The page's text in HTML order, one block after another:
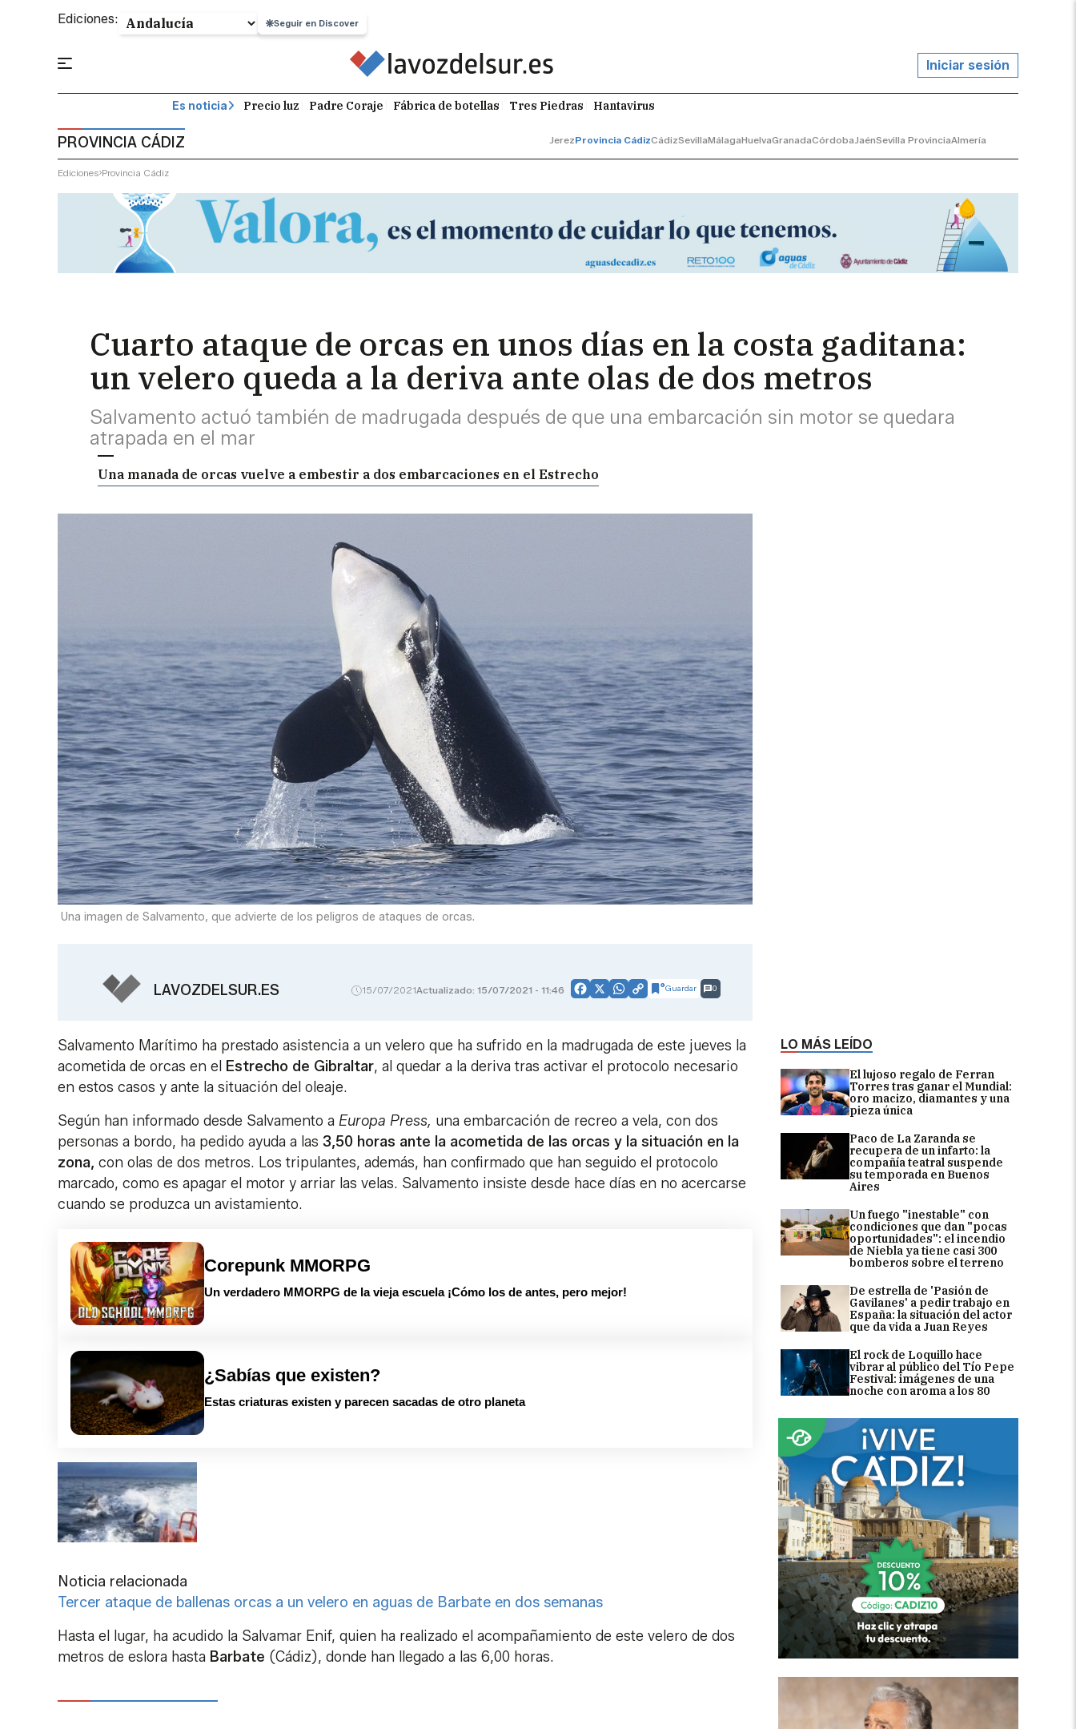
Ediciones: Seguir en Discover
Iniciar sesión
Es noticia Precio luz Padre Coraje Fábrica de botellas Tres Piedras Hantavirus
PROVINCIA CÁDIZ JerezProvincia CádizCádizSevillaMálagaHuelvaGranadaCórdobaJaénSevilla ProvinciaAlmería
Ediciones Provincia Cádiz
Cuarto ataque de orcas en unos días en la costa gaditana:
un velero queda a la deriva ante olas de dos metros
Salvamento actuó también de madrugada después de que una embarcación sin motor se quedara
atrapada en el mar
Una manada de orcas vuelve a embestir a dos embarcaciones en el Estrecho
LO MÁS LEÍDO
El lujoso regalo de Ferran
Torres tras ganar el Mundial:
oro macizo, diamantes y una
pieza única
Paco de La Zaranda se
recupera de un infarto: la
compañía teatral suspende
su temporada en Buenos
Aires
Un fuego "inestable" con
condiciones que dan "pocas
oportunidades": el incendio
de Niebla ya tiene casi 300
bomberos sobre el terreno
De estrella de 'Pasión de
Gavilanes' a pedir trabajo en
España: la situación del actor
que da vida a Juan Reyes
El rock de Loquillo hace
vibrar al público del Tío Pepe
Festival: imágenes de una
noche con aroma a los 80
Una imagen de Salvamento, que advierte de los peligros de ataques de orcas.
LAVOZDELSUR.ES 15/07/2021Actualizado: 15/07/2021 - 11:46 Facebook
X WhatsApp
CopyGuardar 0
Salvamento Marítimo ha prestado asistencia a un velero que ha sufrido en la madrugada de este jueves la
acometida de orcas en el Estrecho de Gibraltar, al quedar a la deriva tras activar el protocolo necesario
en estos casos y ante la situación del oleaje.
Según han informado desde Salvamento a Europa Press, una embarcación de recreo a vela, con dos
personas a bordo, ha pedido ayuda a las 3,50 horas ante la acometida de las orcas y la situación en la
zona, con olas de dos metros. Los tripulantes, además, han confirmado que han seguido el protocolo
marcado, como es apagar el motor y arriar las velas. Salvamento insiste desde hace días en no acercarse
cuando se produzca un avistamiento.
Corepunk MMORPG
Un verdadero MMORPG de la vieja escuela ¡Cómo los de antes, pero mejor!
¿Sabías que existen?
Estas criaturas existen y parecen sacadas de otro planeta
Noticia relacionada
Tercer ataque de ballenas orcas a un velero en aguas de Barbate en dos semanas
Hasta el lugar, ha acudido la Salvamar Enif, quien ha realizado el acompañamiento de este velero de dos
metros de eslora hasta Barbate (Cádiz), donde han llegado a las 6,00 horas.